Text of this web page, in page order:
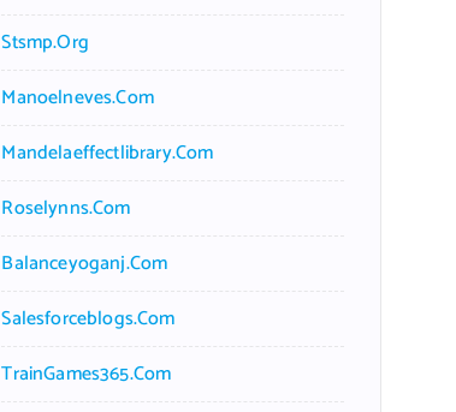
Stsmp.org
Manoelneves.com
Mandelaeffectlibrary.com
Roselynns.com
Balanceyoganj.com
Salesforceblogs.com
TrainGames365.com